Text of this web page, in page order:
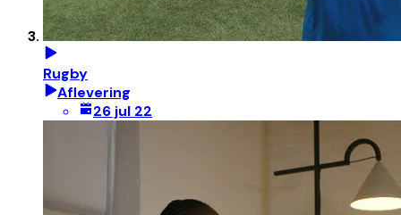
Rugby
Aflevering
26 jul 22